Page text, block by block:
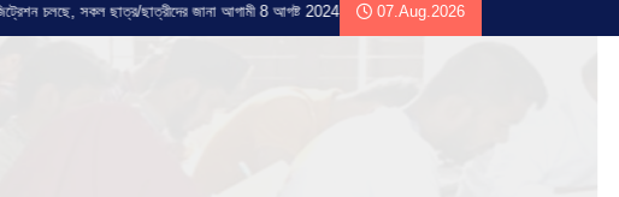
ছাত্র/ছাত্রীদের জানা আগামী 8 আগষ্ট 2024 ইং মধ্য রেজিট্রেশন জন্য আদেশ করা হচ্ছে ্ 1.ছবি 2. ভোটার
07.Aug.2026